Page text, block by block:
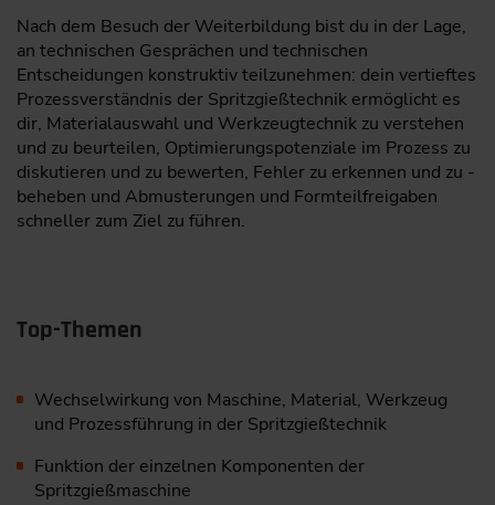
Nach dem Besuch der Weiterbildung bist du in der Lage,
an ­technischen Gesprächen und technischen
Entscheidungen ­konstruktiv teilzunehmen: dein vertieftes
Prozessverständnis der Spritzgießtechnik ermöglicht es
dir, Materialauswahl und Werkzeugtechnik zu verstehen
und zu beurteilen, Optimierungspotenziale im ­Prozess zu
diskutieren und zu bewerten, Fehler zu erkennen und zu ­
beheben und Abmusterungen und Formteilfreigaben
schneller zum Ziel zu führen.
Top-Themen
Wechselwirkung von Maschine, Material, Werkzeug
und Prozessführung in der Spritzgießtechnik
Funktion der einzelnen Komponenten der
Spritzgießmaschine